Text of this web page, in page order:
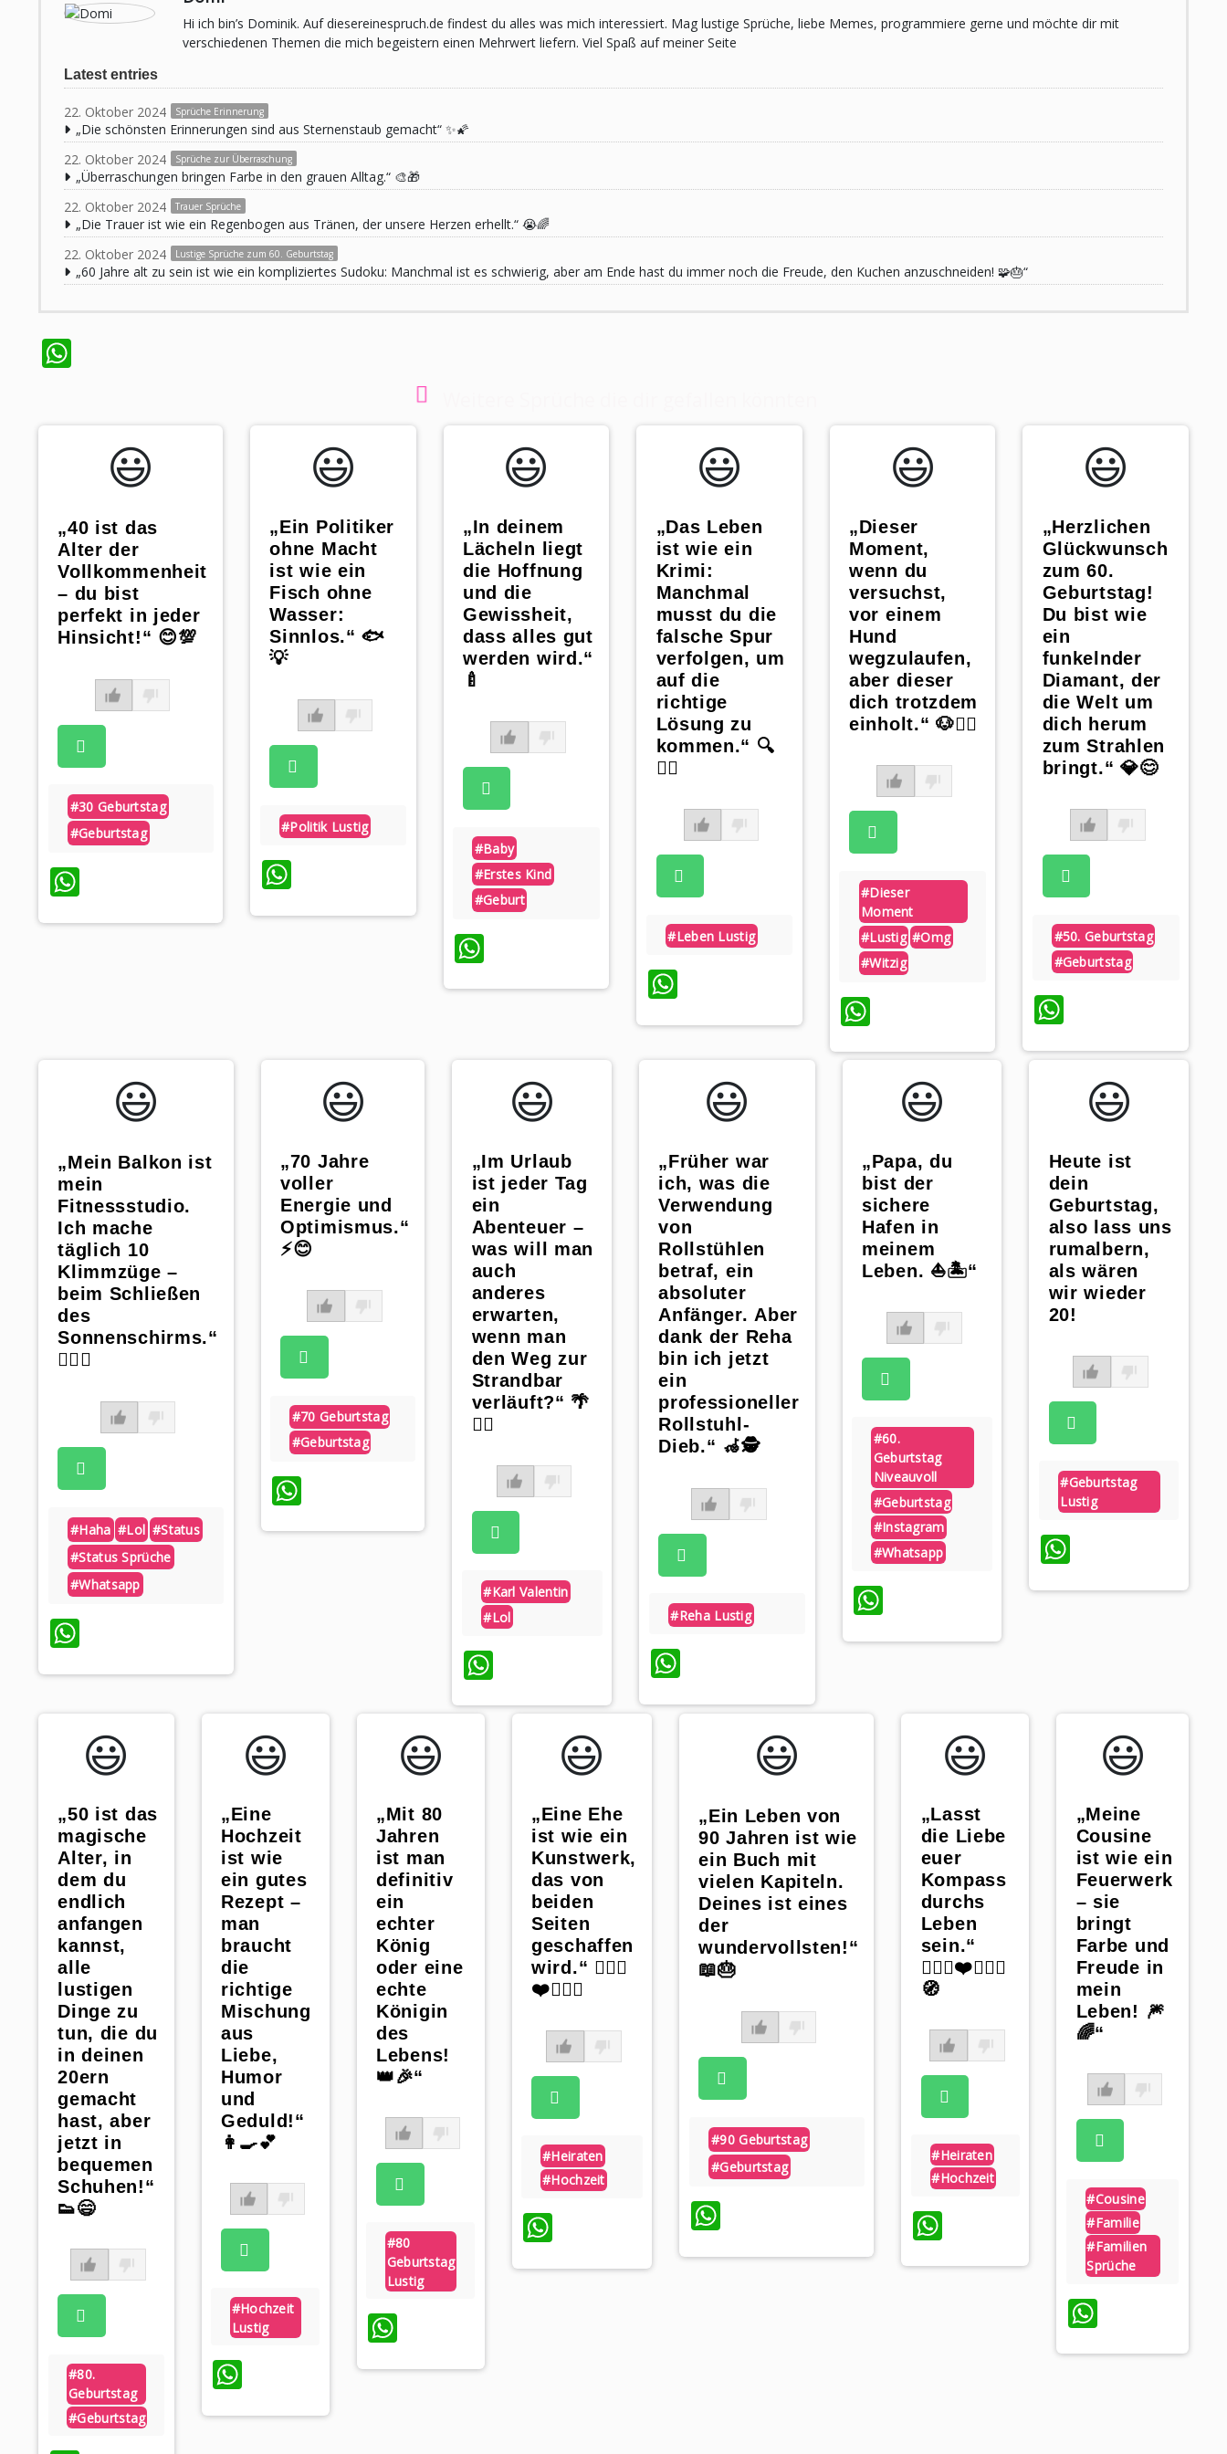
Hi ich bin’s Dominik. Auf diesereinespruch.de findest du alles was mich interessiert. Mag lustige Sprüche, liebe Memes, programmiere gerne und möchte dir mit
verschiedenen Themen die mich begeistern einen Mehrwert liefern. Viel Spaß auf meiner Seite
Latest entries
22. Oktober 2024 Sprüche Erinnerung
„Die schönsten Erinnerungen sind aus Sternenstaub gemacht“ ✨🌠
22. Oktober 2024
Sprüche zur Überraschung
„Überraschungen bringen Farbe in den grauen Alltag.“ 🎨🎁
22. Oktober 2024
Trauer Sprüche
„Die Trauer ist wie ein Regenbogen aus Tränen, der unsere Herzen erhellt.“ 😭🌈
22. Oktober 2024
Lustige Sprüche zum 60. Geburtstag
„60 Jahre alt zu sein ist wie ein kompliziertes Sudoku: Manchmal ist es schwierig, aber am Ende hast du immer noch die Freude, den Kuchen anzuschneiden! 🧩🎂“
😃️
„40 ist das
Alter der
Vollkommenheit
– du bist
perfekt in jeder
Hinsicht!“ 😊💯
#30 Geburtstag
#geburtstag
WhatsApp
😃️
„Ein Politiker
ohne Macht
ist wie ein
Fisch ohne
Wasser:
Sinnlos.“ 🐟
💡
#politik Lustig
WhatsApp
😃️
„In deinem
Lächeln liegt
die Hoffnung
und die
Gewissheit,
dass alles gut
werden wird.“
🍼
#baby
#erstes Kind
#geburt
😃️
„Das Leben
ist wie ein
Krimi:
Manchmal
musst du die
falsche Spur
verfolgen, um
auf die
richtige
Lösung zu
kommen.“ 🔍
🕵️‍♀️
#leben Lustig
WhatsApp
😃️
„Dieser
Moment,
wenn du
versuchst,
vor einem
Hund
wegzulaufen,
aber dieser
dich trotzdem
einholt.“ 🐶🏃‍♂️
#dieser
Moment
#lustig #omg
#witzig
😃️
„Herzlichen
Glückwunsch
zum 60.
Geburtstag!
Du bist wie
ein
funkelnder
Diamant, der
die Welt um
dich herum
zum Strahlen
bringt.“ 💎😊
#50. Geburtstag
#geburtstag
WhatsApp
😃️
„Mein Balkon ist
mein
Fitnessstudio.
Ich mache
täglich 10
Klimmzüge –
beim Schließen
des
Sonnenschirms.“
🏋️‍♂️🌞
#haha #lol #status
#status Sprüche
#whatsapp
WhatsApp
😃️
„70 Jahre
voller
Energie und
Optimismus.“
⚡️😊
#70 Geburtstag
#geburtstag
😃️
„Im Urlaub
ist jeder Tag
ein
Abenteuer –
was will man
auch
anderes
erwarten,
wenn man
den Weg zur
Strandbar
verläuft?“ 🌴
🚶‍♀️
#karl Valentin
#lol
WhatsApp
😃️
„Früher war
ich, was die
Verwendung
von
Rollstühlen
betraf, ein
absoluter
Anfänger. Aber
dank der Reha
bin ich jetzt
ein
professioneller
Rollstuhl-
Dieb.“ 🦽🕵️
#reha Lustig
WhatsApp
😃️
„Papa, du
bist der
sichere
Hafen in
meinem
Leben. ⛵🏝️“
#60.
Geburtstag
Niveauvoll
#geburtstag
#instagram
#whatsapp
😃️
Heute ist
dein
Geburtstag,
also lass uns
rumalbern,
als wären
wir wieder
20!
#geburtstag
Lustig
WhatsApp
😃️
„50 ist das
magische
Alter, in
dem du
endlich
anfangen
kannst,
alle
lustigen
Dinge zu
tun, die du
in deinen
20ern
gemacht
hast, aber
jetzt in
bequemen
Schuhen!“
👟😄
#80.
Geburtstag
#geburtstag
😃️
„Eine
Hochzeit
ist wie
ein gutes
Rezept –
man
braucht
die
richtige
Mischung
aus
Liebe,
Humor
und
Geduld!“
👩‍🍳💕
#hochzeit
Lustig
WhatsApp
😃️
„Mit 80
Jahren
ist man
definitiv
ein
echter
König
oder eine
echte
Königin
des
Lebens!
👑🎉“
#80
Geburtstag
Lustig
😃️
„Eine Ehe
ist wie ein
Kunstwerk,
das von
beiden
Seiten
geschaffen
wird.“ 👰🏼‍♀️
❤️🤵🏼‍♂️
#heiraten
#hochzeit
WhatsApp
😃️
„Ein Leben von
90 Jahren ist wie
ein Buch mit
vielen Kapiteln.
Deines ist eines
der
wundervollsten!“
📖🎂
#90 Geburtstag
#geburtstag
WhatsApp
😃️
„Lasst
die Liebe
euer
Kompass
durchs
Leben
sein.“
👰🏼‍♀️❤️🤵🏼‍♂️
🧭
#heiraten
#hochzeit
WhatsApp
😃️
„Meine
Cousine
ist wie ein
Feuerwerk
– sie
bringt
Farbe und
Freude in
mein
Leben! 🎆
🌈“
#cousine
#familie
#familien
Sprüche